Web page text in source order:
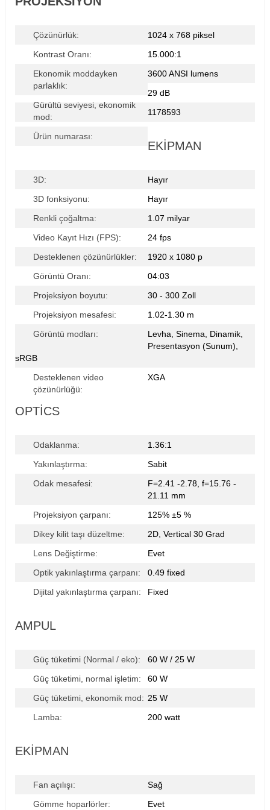
CODEGEN AX-20 Storlu Projeksiyon Perdesi (200x200cm)
3.814,39 TL
Spekon 305 cm x 223 cm Motorlu Ve Kumandalı Projeksiyon Perdesi
12.873,57 TL
Stokta Yok
Çözünürlük:
1024 x 768 piksel
Kontrast Oranı:
15.000:1
Ekonomik moddayken
parlaklık:
3600 ANSI lumens
Gürültü seviyesi, ekonomik
mod:
29 dB
Ürün numarası:
1178593
EKIPMAN
3D:
Hayır
3D fonksiyonu:
Hayır
Renkli çoğaltma:
1.07 milyar
Video Kayıt Hızı (FPS):
24 fps
Desteklenen çözünürlükler:
1920 x 1080 p
Görüntü Oranı:
04:03
Projeksiyon boyutu:
30 - 300 Zoll
Projeksiyon mesafesi:
1.02-1.30 m
Görüntü modları:
Levha, Sinema, Dinamik,
Presentasyon (Sunum),
sRGB
Desteklenen video
çözünürlüğü:
XGA
OPTICS
Odaklanma:
1.36:1
Yakınlaştırma:
Sabit
Odak mesafesi:
F=2.41 -2.78, f=15.76 -
21.11 mm
Projeksiyon çarpanı:
125% ±5 %
Dikey kilit taşı düzeltme:
2D, Vertical 30 Grad
Lens Değiştirme:
Evet
Optik yakınlaştırma çarpanı:
0.49 fixed
Dijital yakınlaştırma çarpanı:
Fixed
AMPUL
Güç tüketimi (Normal / eko):
60 W / 25 W
Güç tüketimi, normal işletim:
60 W
Güç tüketimi, ekonomik mod: 25 W
Lamba:
200 watt
EKIPMAN
Fan açılışı:
Sağ
Gömme hoparlörler:
Evet